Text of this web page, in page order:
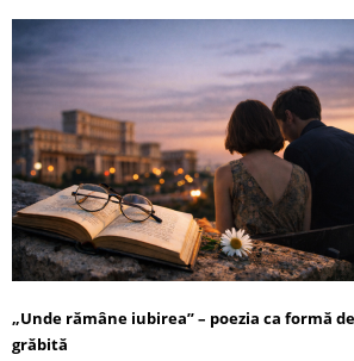
„Unde rămâne iubirea” – poezia ca formă
grăbită